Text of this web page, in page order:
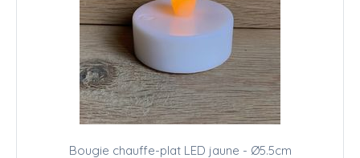
Bougie chauffe-plat LED jaune - Ø5.5cm